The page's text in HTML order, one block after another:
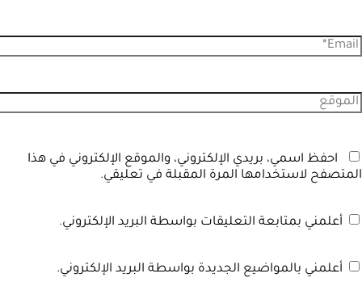
احفظ اسمي، بريدي الإلكتروني، والموقع الإلكتروني في هذا
المتصفح لاستخدامها المرة المقبلة في تعليقي.
أعلمني بمتابعة التعليقات بواسطة البريد الإلكتروني.
أعلمني بالمواضيع الجديدة بواسطة البريد الإلكتروني.